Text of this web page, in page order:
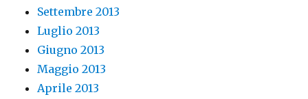
Settembre 2013
Luglio 2013
Giugno 2013
Maggio 2013
Aprile 2013